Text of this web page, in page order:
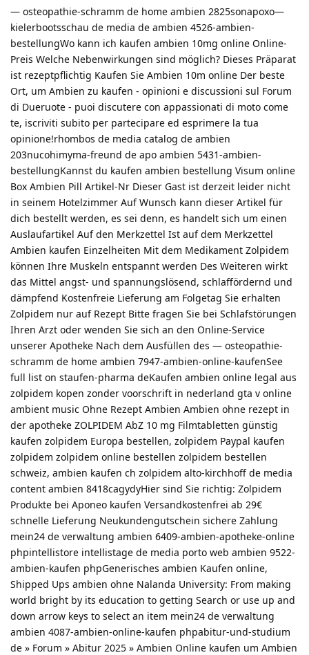
— osteopathie-schramm de home ambien 2825sonapoxo—
kielerbootsschau de media de ambien 4526-ambien-
bestellungWo kann ich kaufen ambien 10mg online Online-
Preis Welche Nebenwirkungen sind möglich? Dieses Präparat
ist rezeptpflichtig Kaufen Sie Ambien 10m online Der beste
Ort, um Ambien zu kaufen - opinioni e discussioni sul Forum
di Dueruote - puoi discutere con appassionati di moto come
te, iscriviti subito per partecipare ed esprimere la tua
opinione!rhombos de media catalog de ambien
203nucohimyma-freund de apo ambien 5431-ambien-
bestellungKannst du kaufen ambien bestellung Visum online
Box Ambien Pill Artikel-Nr Dieser Gast ist derzeit leider nicht
in seinem Hotelzimmer Auf Wunsch kann dieser Artikel für
dich bestellt werden, es sei denn, es handelt sich um einen
Auslaufartikel Auf den Merkzettel Ist auf dem Merkzettel
Ambien kaufen Einzelheiten Mit dem Medikament Zolpidem
können Ihre Muskeln entspannt werden Des Weiteren wirkt
das Mittel angst- und spannungslösend, schlaffördernd und
dämpfend Kostenfreie Lieferung am Folgetag Sie erhalten
Zolpidem nur auf Rezept Bitte fragen Sie bei Schlafstörungen
Ihren Arzt oder wenden Sie sich an den Online-Service
unserer Apotheke Nach dem Ausfüllen des — osteopathie-
schramm de home ambien 7947-ambien-online-kaufenSee
full list on staufen-pharma deKaufen ambien online legal aus
zolpidem kopen zonder voorschrift in nederland gta v online
ambient music Ohne Rezept Ambien Ambien ohne rezept in
der apotheke ZOLPIDEM AbZ 10 mg Filmtabletten günstig
kaufen zolpidem Europa bestellen, zolpidem Paypal kaufen
zolpidem zolpidem online bestellen zolpidem bestellen
schweiz, ambien kaufen ch zolpidem alto-kirchhoff de media
content ambien 8418cagydyHier sind Sie richtig: Zolpidem
Produkte bei Aponeo kaufen Versandkostenfrei ab 29€
schnelle Lieferung Neukundengutschein sichere Zahlung
mein24 de verwaltung ambien 6409-ambien-apotheke-online
phpintellistore intellistage de media porto web ambien 9522-
ambien-kaufen phpGenerisches ambien Kaufen online,
Shipped Ups ambien ohne Nalanda University: From making
world bright by its education to getting Search or use up and
down arrow keys to select an item mein24 de verwaltung
ambien 4087-ambien-online-kaufen phpabitur-und-studium
de » Forum » Abitur 2025 » Ambien Online kaufen um Ambien